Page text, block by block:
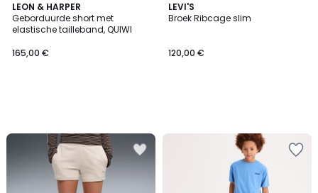
LEON & HARPER
Geborduurde short met
elastische tailleband, QUIWI
165,00 €
LEVI'S
Broek Ribcage slim
120,00 €